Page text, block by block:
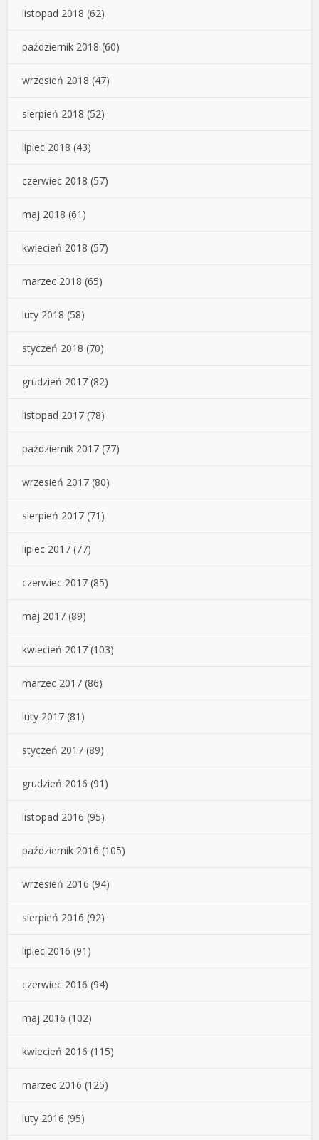
listopad 2018 (62)
październik 2018 (60)
wrzesień 2018 (47)
sierpień 2018 (52)
lipiec 2018 (43)
czerwiec 2018 (57)
maj 2018 (61)
kwiecień 2018 (57)
marzec 2018 (65)
luty 2018 (58)
styczeń 2018 (70)
grudzień 2017 (82)
listopad 2017 (78)
październik 2017 (77)
wrzesień 2017 (80)
sierpień 2017 (71)
lipiec 2017 (77)
czerwiec 2017 (85)
maj 2017 (89)
kwiecień 2017 (103)
marzec 2017 (86)
luty 2017 (81)
styczeń 2017 (89)
grudzień 2016 (91)
listopad 2016 (95)
październik 2016 (105)
wrzesień 2016 (94)
sierpień 2016 (92)
lipiec 2016 (91)
czerwiec 2016 (94)
maj 2016 (102)
kwiecień 2016 (115)
marzec 2016 (125)
luty 2016 (95)